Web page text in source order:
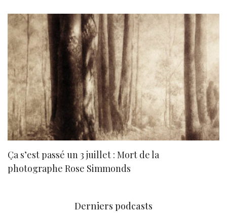
Ça s’est passé un 3 juillet : Mort de la
photographe Rose Simmonds
Derniers podcasts